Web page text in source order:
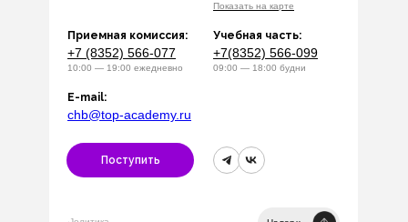
10:00 — 19:00 ежедневно 09:00 — 18:00 будни
chb@top-academy.ru
E-mail:
Приемная комиссия: Учебная часть:
Показать на карте
Поступить
+7 (8352) 566-077 +7(8352) 566-099